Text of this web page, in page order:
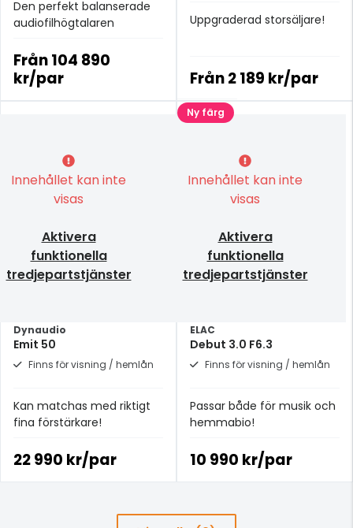
Den perfekt balanserade
audiofilhögtalaren
Från104 890
kr/par
Uppgraderad storsäljare!
Från2 189 kr/par
Innehållet kan inte
visas
Aktivera
funktionella
tredjepartstjänster
Dynaudio
Emit 50
Finns för visning / hemlån
Kan matchas med riktigt
fina förstärkare!
22 990 kr/par
Innehållet kan inte
visas
Aktivera
funktionella
tredjepartstjänster
ELAC
Debut 3.0 F6.3
Finns för visning / hemlån
Passar både för musik och
hemmabio!
Ny färg
10 990 kr/par